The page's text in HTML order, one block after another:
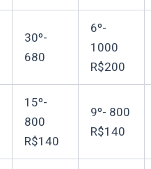
30º-
680
6º-
1000
R$200
15º-
800
R$140
9º- 800
R$140